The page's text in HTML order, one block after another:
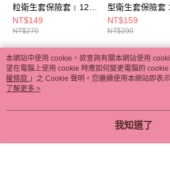
粒衛生套保險套﹝12
入/盒﹞ E592627
NT$149
NT$270
型衛生套保險套
裝 E500212
NT$159
NT$290
熱門標籤
本網站中使用 cookie，欲查詢有關本網站使用
望在電腦上使用 cookie 時應如何變更電腦的
權條款 」之 Cookie 聲明。您繼續使用本網站即表
用條款之 Cookie 聲明使用 cookie。
了解更多 >
我知道了